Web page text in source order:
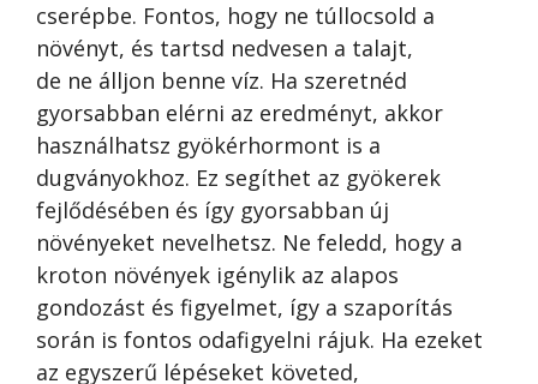
cserépbe. Fontos, hogy ne túllocsold a
növényt, és tartsd nedvesen a talajt,
de ne álljon benne víz. Ha szeretnéd
gyorsabban elérni az eredményt, akkor
használhatsz gyökérhormont is a
dugványokhoz. Ez segíthet az gyökerek
fejlődésében és így gyorsabban új
növényeket nevelhetsz. Ne feledd, hogy a
kroton növények igénylik az alapos
gondozást és figyelmet, így a szaporítás
során is fontos odafigyelni rájuk. Ha ezeket
az egyszerű lépéseket követed,